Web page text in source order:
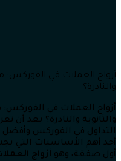
أزواج العملات في الفوركس: ما
والنادرة؟
أزواج العملات في الفوركس:
والثانوية والنادرة؟ بعد
التداول في الفوركس وأفضل
أحد أهم الأساسيات التي
أول صفقة، وهو أزواج